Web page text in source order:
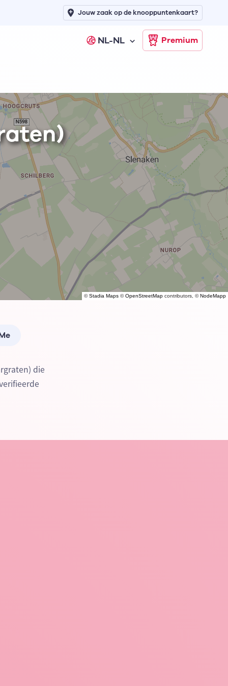
NL-NL Premium
Jouw zaak op de knooppuntenkaart?
©Stadia Maps ©OpenStreetMap contributors, ©NodeMapp
die